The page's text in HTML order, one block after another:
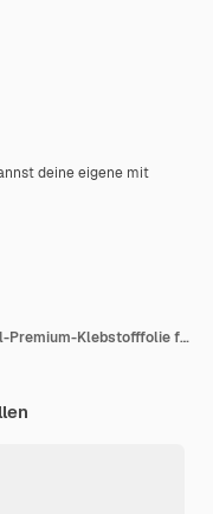
deine eigene mit
Hochglänzende Schwarz-Vinyl-Roll-Premium-Klebstofffolie für Wrap-Handwerk